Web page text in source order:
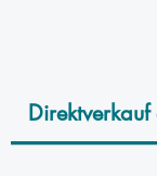
Direktverkauf